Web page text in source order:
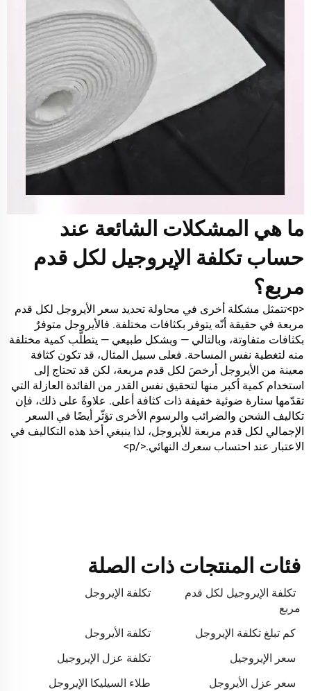
ما هي المشكلات الشائعة عند
حساب تكلفة الإيروجيل لكل قدم
مربع؟
<p>تتمثل مشكلة أخرى في محاولة تحديد سعر الأيروجل لكل قدم
مربعة في حقيقة أنّه يتوفر بكثافات مختلفة. فالأيروجل متوفرٌ
بكثافات متفاوتة، وبالتالي — وبشكل طبيعي — يتطلّب كمية مختلفة
منه لتغطية نفس المساحة. فعلى سبيل المثال، قد تكون كثافة
معينة من الأيروجل أرخصَ لكل قدم مربعة، لكن قد تحتاج إلى
استخدام كمية أكبر منها لتحقيق نفس القدر من الفائدة العازلة التي
تقدّمها ستارة ضوئية خفيفة ذات كثافة أعلى. علاوةً على ذلك، فإن
تكاليف الشحن والضرائب والرسوم الأخرى تؤثّر أيضًا في السعر
الإجمالي لكل قدم مربعة للأيروجل، لذا ينبغي أخذ هذه التكاليف في
الاعتبار عند احتساب سعرك النهائي.</p>
فئات المنتجات ذات الصلة
تكلفة الإيروجيل لكل قدم
مربع
تكلفة الإيروجل
كم تبلغ تكلفة الإيروجل
تكلفة الأيروجل
سعر الإيروجيل
تكلفة عزل الإيروجيل
سعر عزل الأيروجل
طلاء السيليكا الإيروجل